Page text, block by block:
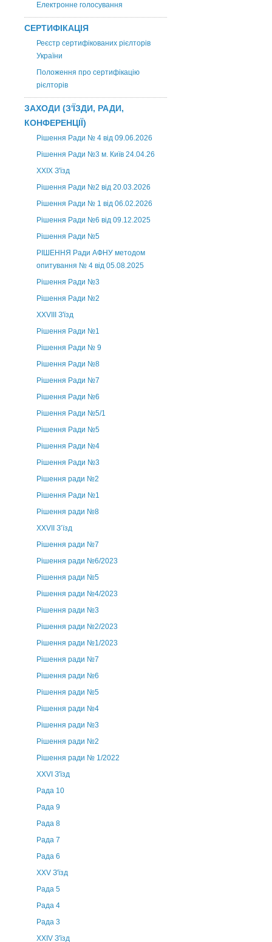
Електронне голосування
СЕРТИФІКАЦІЯ
Реєстр сертифікованих рієлторів
України
Положення про сертифікацію
рієлторів
ЗАХОДИ (З'ЇЗДИ, РАДИ,
КОНФЕРЕНЦІЇ)
Рішення Ради № 4 від 09.06.2026
Рішення Ради №3 м. Київ 24.04.26
XXІХ З'їзд
Рішення Ради №2 від 20.03.2026
Рішення Ради № 1 від 06.02.2026
Рішення Ради №6 від 09.12.2025
Рішення Ради №5
РІШЕННЯ Ради АФНУ методом
опитування № 4 від 05.08.2025
Рішення Ради №3
Рішення Ради №2
XXVIII З'їзд
Рішення Ради №1
Рішення Ради № 9
Рішення Ради №8
Рішення Ради №7
Рішення Ради №6
Рішення Ради №5/1
Рішення Ради №5
Рішення Ради №4
Рішення Ради №3
Рішення ради №2
Рішення Ради №1
Рішення ради №8
ХХVII З’їзд
Рішення ради №7
Рішення ради №6/2023
Рішення ради №5
Рішення ради №4/2023
Рішення ради №3
Рішення ради №2/2023
Рішення ради №1/2023
Рішення ради №7
Рішення ради №6
Рішення ради №5
Рішення ради №4
Рішення ради №3
Рішення ради №2
Рішення ради № 1/2022
XXVI З'їзд
Рада 10
Рада 9
Рада 8
Рада 7
Рада 6
XXV З'їзд
Рада 5
Рада 4
Рада 3
ХХIV З'їзд